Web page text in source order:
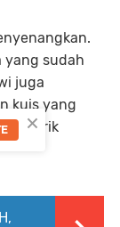
yang sudah
juga
kuis yang
menarik
×